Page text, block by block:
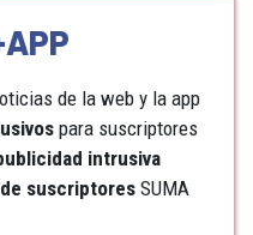
de la web y la app
para suscriptores
intrusiva
suscriptores SUMA